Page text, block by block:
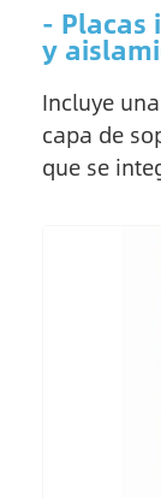
- Placas
y
Incluye
capa de
que se